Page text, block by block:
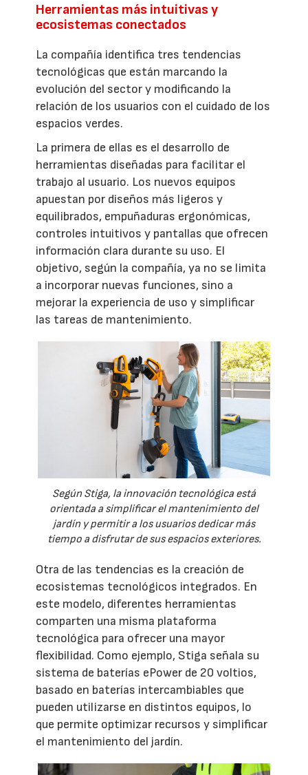
Herramientas más intuitivas y
ecosistemas conectados
La compañía identifica tres tendencias
tecnológicas que están marcando la
evolución del sector y modificando la
relación de los usuarios con el cuidado de los
espacios verdes.
La primera de ellas es el desarrollo de
herramientas diseñadas para facilitar el
trabajo al usuario. Los nuevos equipos
apuestan por diseños más ligeros y
equilibrados, empuñaduras ergonómicas,
controles intuitivos y pantallas que ofrecen
información clara durante su uso. El
objetivo, según la compañía, ya no se limita
a incorporar nuevas funciones, sino a
mejorar la experiencia de uso y simplificar
las tareas de mantenimiento.
Según Stiga, la innovación tecnológica está
orientada a simplificar el mantenimiento del
jardín y permitir a los usuarios dedicar más
tiempo a disfrutar de sus espacios exteriores.
Otra de las tendencias es la creación de
ecosistemas tecnológicos integrados. En
este modelo, diferentes herramientas
comparten una misma plataforma
tecnológica para ofrecer una mayor
flexibilidad. Como ejemplo, Stiga señala su
sistema de baterías ePower de 20 voltios,
basado en baterías intercambiables que
pueden utilizarse en distintos equipos, lo
que permite optimizar recursos y simplificar
el mantenimiento del jardín.